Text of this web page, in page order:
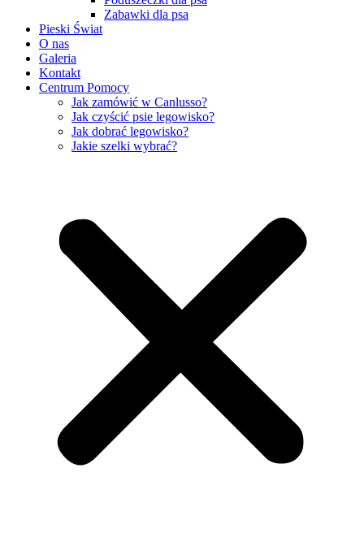
Zabawki dla psa
Pieski Świat
O nas
Galeria
Kontakt
Centrum Pomocy
Jak zamówić w Canlusso?
Jak czyścić psie legowisko?
Jak dobrać legowisko?
Jakie szelki wybrać?